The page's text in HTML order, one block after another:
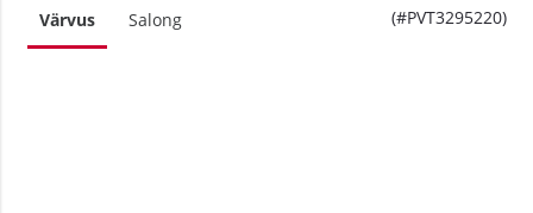
(#PVT3295220)
Värvus Salong